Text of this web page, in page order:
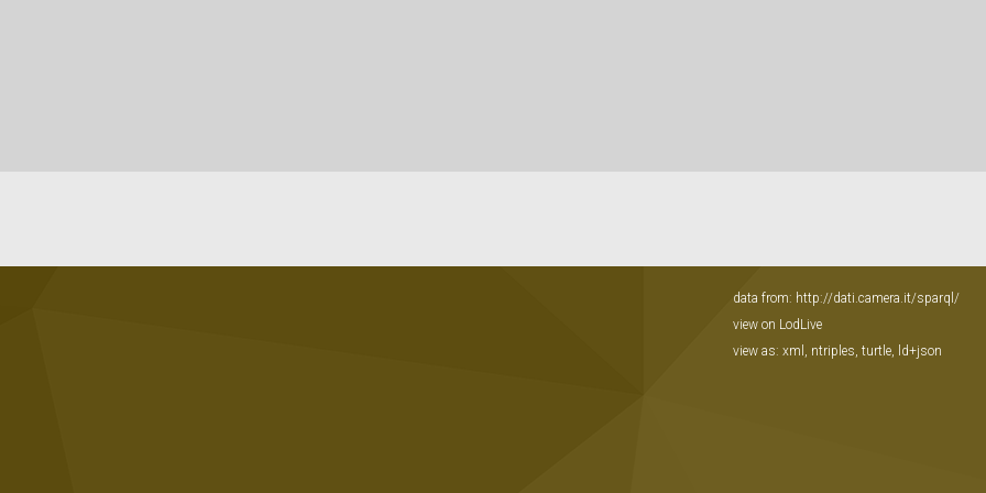
data from: http://dati.camera.it/sparql/
view on LodLive
view as: xml , ntriples, turtle, ld+json